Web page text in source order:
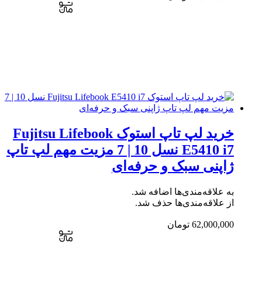
این
محصول
انواع
مختلفی
می
باشد.
گزینه
ممکن
است
صفحه
خرید لپ تاپ استوک Fujitsu Lifebook
E5410 i7 نسل 10 | 7 مزیت مهم لپ تاپ
ژاپنی سبک و حرفه‌ای
به علاقه‌مندی‌ها اضافه شد.
از علاقه‌مندی‌ها حذف شد.
62,000,000 تومان